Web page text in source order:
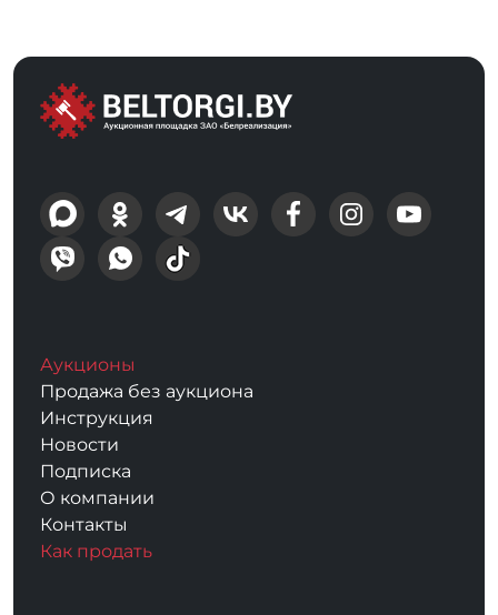
Аукционы
Продажа без аукциона
Инструкция
Новости
Подписка
О компании
Контакты
Как продать